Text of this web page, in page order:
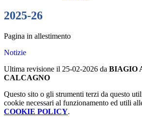
2025-26
Pagina in allestimento
Notizie
Ultima revisione il 25-02-2026 da BIAGIO
CALCAGNO
Questo sito o gli strumenti terzi da questo
cookie necessari al funzionamento ed utili
COOKIE POLICY.